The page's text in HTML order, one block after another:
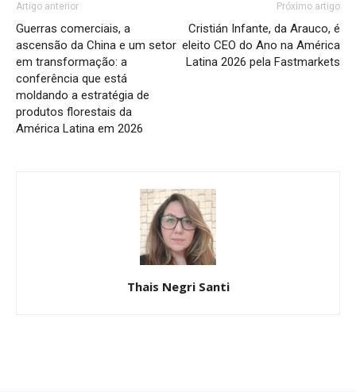
Artigo anterior
Guerras comerciais, a
ascensão da China e um setor
em transformação: a
conferência que está
moldando a estratégia de
produtos florestais da
América Latina em 2026
Próximo artigo
Cristián Infante, da Arauco, é
eleito CEO do Ano na América
Latina 2026 pela Fastmarkets
Thais Negri Santi